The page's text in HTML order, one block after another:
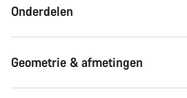
Onderdelen
Geometrie & afmetingen